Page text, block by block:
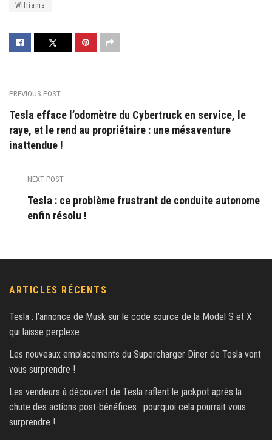
Williams
PREVIOUS POST
Tesla efface l’odomètre du Cybertruck en service, le
raye, et le rend au propriétaire : une mésaventure
inattendue !
NEXT POST
Tesla : ce problème frustrant de conduite autonome
enfin résolu !
ARTICLES RÉCENTS
Tesla : l’annonce de Musk sur le code source de la Model S et X
qui laisse perplexe
Les nouveaux emplacements du Supercharger Diner de Tesla vont
vous surprendre !
Les vendeurs à découvert de Tesla raflent le jackpot après la
chute des actions post-bénéfices : pourquoi cela pourrait vous
surprendre !